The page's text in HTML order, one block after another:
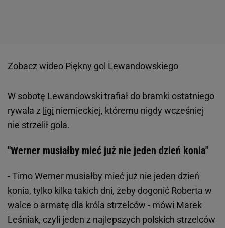
Zobacz wideo Piękny gol Lewandowskiego
W sobotę Lewandowski trafiał do bramki ostatniego
rywala z ligi niemieckiej, któremu nigdy wcześniej
nie strzelił gola.
"Werner musiałby mieć już nie jeden dzień konia"
-Timo Werner musiałby mieć już nie jeden dzień
konia, tylko kilka takich dni, żeby dogonić Roberta w
walce o armatę dla króla strzelców - mówi Marek
Leśniak, czyli jeden z najlepszych polskich strzelców